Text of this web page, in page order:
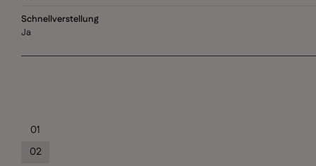
Schnellverstellung
Ja
01
02